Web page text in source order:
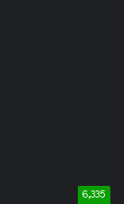
6,335